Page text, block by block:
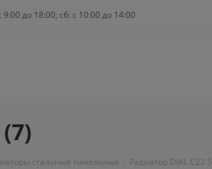
9:00 до 18:00; сб: с 10:00 до 14:00
стальные панельные - Радиатор DIAL С22